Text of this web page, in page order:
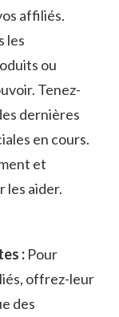
affiliés.
les
ou
Tenez-
dernières
en cours.
et
les aider.
: Pour
offrez-leur
des